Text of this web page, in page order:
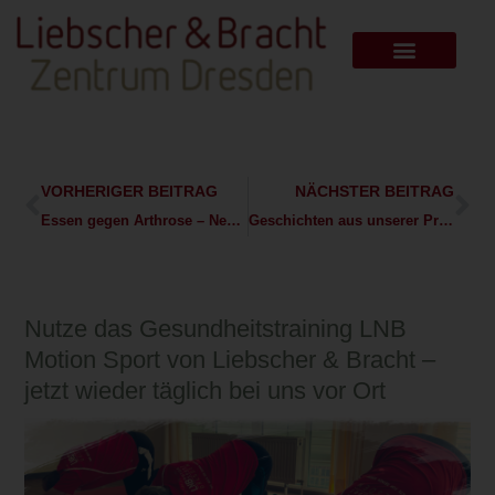
VORHERIGER BEITRAG
Essen gegen Arthrose – Neuerscheinung
NÄCHSTER BEITRAG
Geschichten aus unserer Praxis – Wenn einem das Herz zerbricht ….
Nutze das Gesundheitstraining LNB
Motion Sport von Liebscher & Bracht –
jetzt wieder täglich bei uns vor Ort